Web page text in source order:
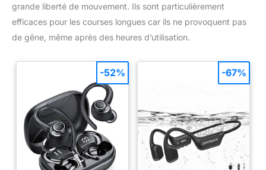
grande liberté de mouvement. Ils sont particulièrement
efficaces pour les courses longues car ils ne provoquent pas
de gêne, même après des heures d’utilisation.
-52% -67%